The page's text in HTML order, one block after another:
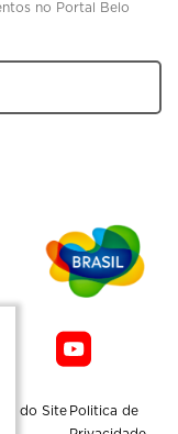
no Portal Belo
do Site Politica de